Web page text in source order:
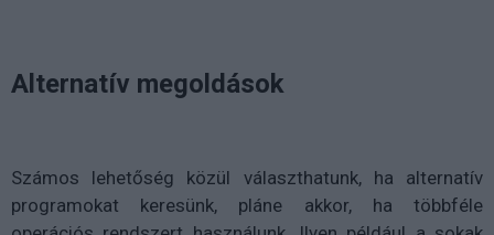
Alternatív megoldások
Számos lehetőség közül választhatunk, ha alternatív
programokat keresünk, pláne akkor, ha többféle